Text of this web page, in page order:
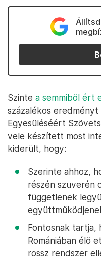
Szinte a semmiből ért
százalékos
Egyesüléséért
vele készített most
kiderült, hogy:
Szerinte ahhoz,
részén szuverén
függetlenek
Fontosnak tartja,
Romániában élő
rossz rendszer